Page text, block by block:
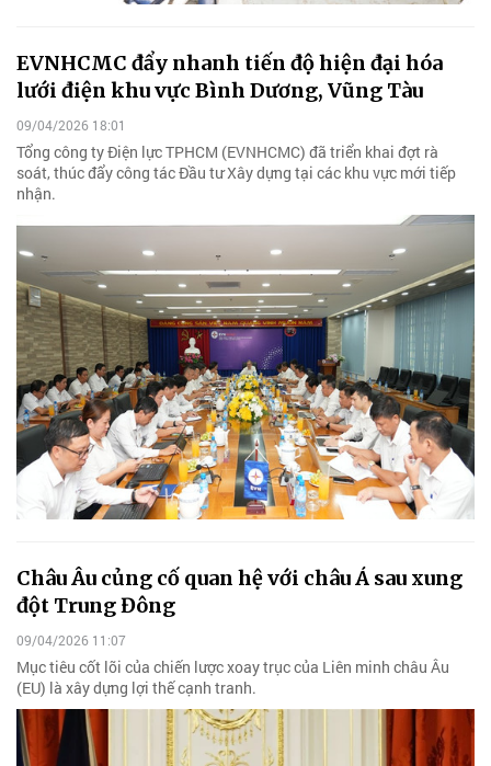
EVNHCMC đẩy nhanh tiến độ hiện đại hóa
lưới điện khu vực Bình Dương, Vũng Tàu
09/04/2026 18:01
Tổng công ty Điện lực TPHCM (EVNHCMC) đã triển khai đợt rà
soát, thúc đẩy công tác Đầu tư Xây dựng tại các khu vực mới tiếp
nhận.
Châu Âu củng cố quan hệ với châu Á sau xung
đột Trung Đông
09/04/2026 11:07
Mục tiêu cốt lõi của chiến lược xoay trục của Liên minh châu Âu
(EU) là xây dựng lợi thế cạnh tranh.